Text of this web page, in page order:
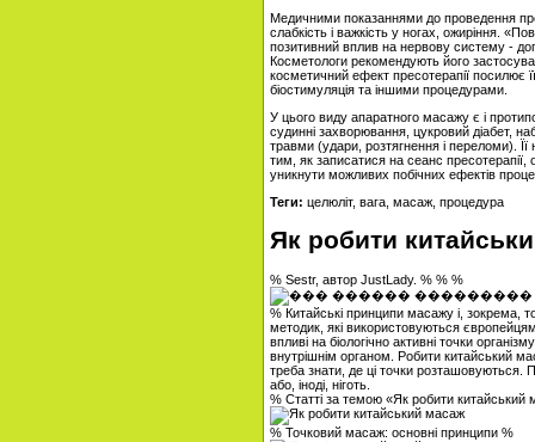
Медичними показаннями до проведення
слабкість і важкість у ногах, ожиріння.
позитивний вплив на нервову систему -
Косметологи рекомендують його
косметичний ефект пресотерапії посилює
біостимуляція та іншими процедурами.
У цього виду апаратного масажу є і
судинні захворювання, цукровий діабет,
травми (удари, розтягнення і переломи). Її
тим, як записатися на сеанс
уникнути можливих побічних ефектів
Теги: целюліт, вага, масаж, процедура
Як робити
% Sestr, автор JustLady. % % %
% Китайські принципи масажу і, зокрема,
методик, які використовуються
впливі на біологічно активні точки
внутрішнім органом. Робити китайський
треба знати, де ці точки розташовуються.
або, іноді, ніготь.
% Статті за темою «Як робити китайський
% Точковий масаж: основні принципи %